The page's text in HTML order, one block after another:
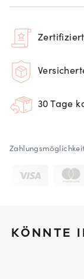
30 Tage
KÖNNTE